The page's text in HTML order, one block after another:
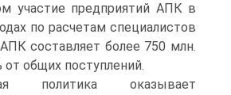
участие предприятий АПК в
по расчетам специалистов
составляет более 750 млн.
от общих поступлений.
политика оказывает